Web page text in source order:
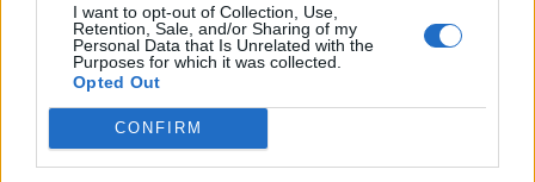
I want to opt-out of Collection, Use,
Retention, Sale, and/or Sharing of my
Personal Data that Is Unrelated with the
Purposes for which it was collected.
Opted Out
CONFIRM